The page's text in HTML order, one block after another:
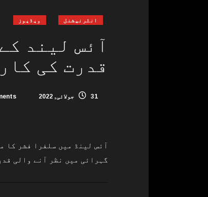
انٹرنیشنل ویڈیوز
آئس لیند
قدرت کی
31 جولائی, 2022
آئس لینڈ میں سلفرا فشر کا
گہرائی میں نظر آنے والی